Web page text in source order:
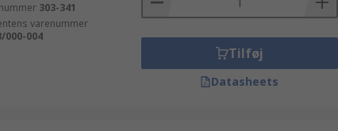
303-341
varenummer
000-004
Tilføj
Datasheets